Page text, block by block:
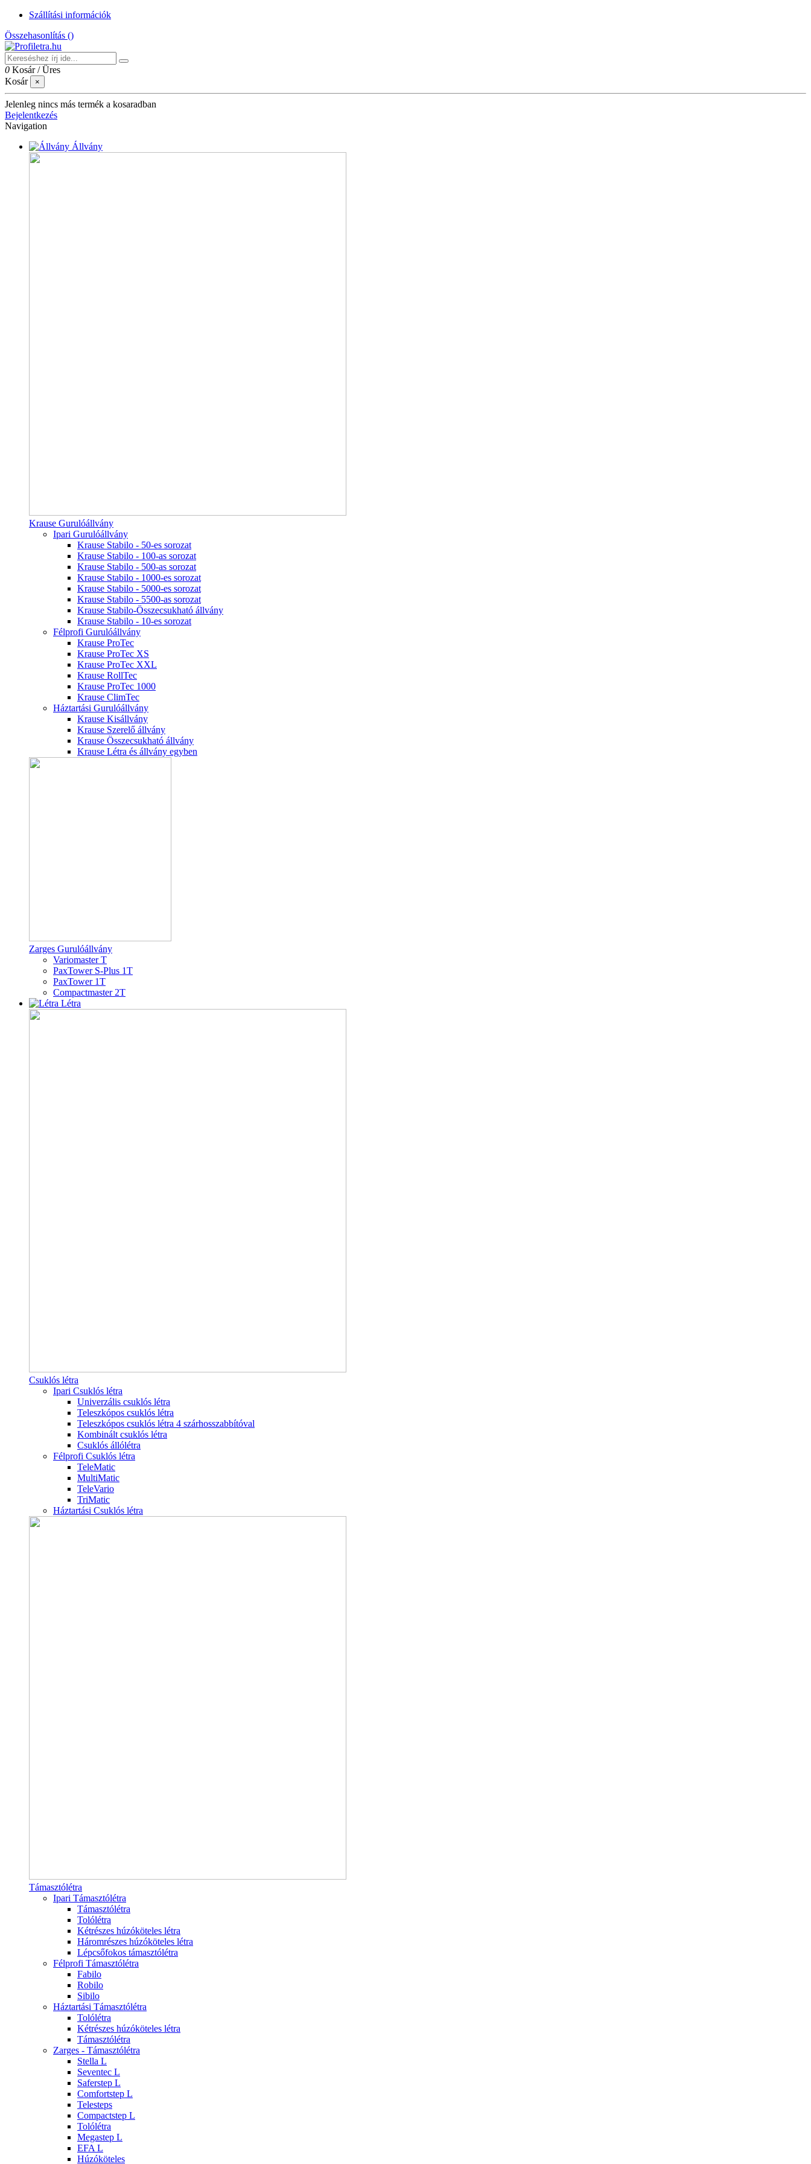
Szállítási információk
Összehasonlítás ()
0 Kosár /Üres
Kosár
×
Jelenleg nincs más termék a kosaradban
Bejelentkezés
Navigation
Állvány
Krause Gurulóállvány
Ipari Gurulóállvány
Krause Stabilo - 50-es sorozat
Krause Stabilo - 100-as sorozat
Krause Stabilo - 500-as sorozat
Krause Stabilo - 1000-es sorozat
Krause Stabilo - 5000-es sorozat
Krause Stabilo - 5500-as sorozat
Krause Stabilo-Összecsukható állvány
Krause Stabilo - 10-es sorozat
Félprofi Gurulóállvány
Krause ProTec
Krause ProTec XS
Krause ProTec XXL
Krause RollTec
Krause ProTec 1000
Krause ClimTec
Háztartási Gurulóállvány
Krause Kisállvány
Krause Szerelő állvány
Krause Összecsukható állvány
Krause Létra és állvány egyben
Zarges Gurulóállvány
Variomaster T
PaxTower S-Plus 1T
PaxTower 1T
Compactmaster 2T
Létra
Csuklós létra
Ipari Csuklós létra
Univerzális csuklós létra
Teleszkópos csuklós létra
Teleszkópos csuklós létra 4 szárhosszabbítóval
Kombinált csuklós létra
Csuklós állólétra
Félprofi Csuklós létra
TeleMatic
MultiMatic
TeleVario
TriMatic
Háztartási Csuklós létra
Támasztólétra
Ipari Támasztólétra
Támasztólétra
Tolólétra
Kétrészes húzóköteles létra
Háromrészes húzóköteles létra
Lépcsőfokos támasztólétra
Félprofi Támasztólétra
Fabilo
Robilo
Sibilo
Háztartási Támasztólétra
Tolólétra
Kétrészes húzóköteles létra
Támasztólétra
Zarges - Támasztólétra
Stella L
Seventec L
Saferstep L
Comfortstep L
Telesteps
Compactstep L
Tolólétra
Megastep L
EFA L
Húzóköteles